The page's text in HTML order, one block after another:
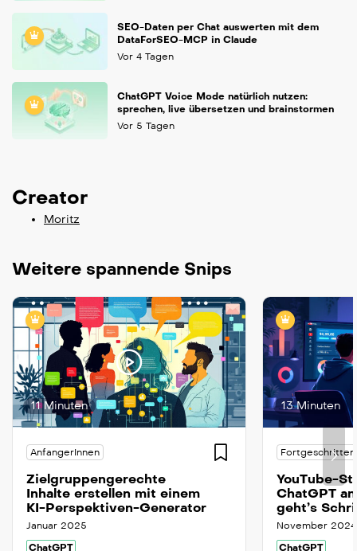
SEO-Daten per Chat auswerten mit dem
DataForSEO-MCP in Claude
Vor 4 Tagen
ChatGPT Voice Mode natürlich nutzen:
sprechen, live übersetzen und brainstormen
Vor 5 Tagen
Creator
Moritz
Weitere spannende Snips
11 Minuten
AnfangerInnen
Zielgruppengerechte
Inhalte erstellen mit einem
KI-Perspektiven-Generator
Januar 2025
ChatGPT
13 Minuten
YouTube-
ChatGPT
geht’s
November 2024
ChatGPT